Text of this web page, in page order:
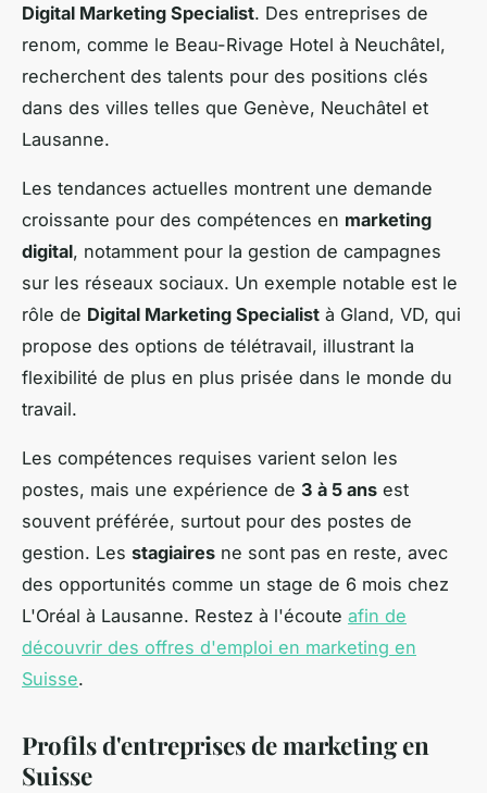
Digital Marketing Specialist. Des entreprises de
renom, comme le Beau-Rivage Hotel à Neuchâtel,
recherchent des talents pour des positions clés
dans des villes telles que Genève, Neuchâtel et
Lausanne.
Les tendances actuelles montrent une demande
croissante pour des compétences en marketing
digital, notamment pour la gestion de campagnes
sur les réseaux sociaux. Un exemple notable est le
rôle de Digital Marketing Specialist à Gland, VD, qui
propose des options de télétravail, illustrant la
flexibilité de plus en plus prisée dans le monde du
travail.
Les compétences requises varient selon les
postes, mais une expérience de 3 à 5 ans est
souvent préférée, surtout pour des postes de
gestion. Les stagiaires ne sont pas en reste, avec
des opportunités comme un stage de 6 mois chez
L'Oréal à Lausanne. Restez à l'écoute afin de
découvrir des offres d'emploi en marketing en
Suisse.
Profils d'entreprises de marketing en
Suisse